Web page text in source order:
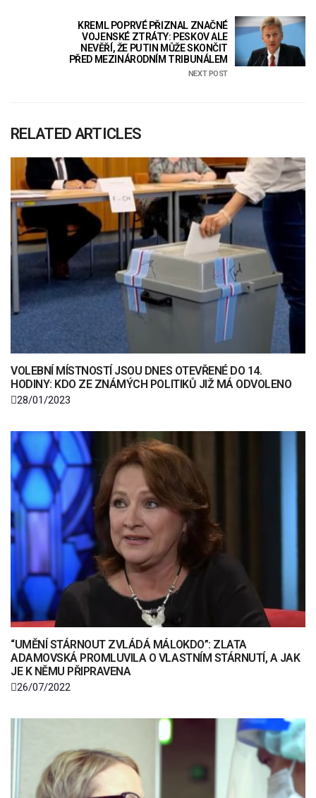
KREML POPRVÉ PŘIZNAL ZNAČNÉ
VOJENSKÉ ZTRÁTY: PESKOV ALE
NEVĚŘÍ, ŽE PUTIN MŮŽE SKONČIT
PŘED MEZINÁRODNÍM TRIBUNÁLEM
NEXT POST
RELATED ARTICLES
VOLEBNÍ MÍSTNOSTÍ JSOU DNES OTEVŘENÉ DO 14.
HODINY: KDO ZE ZNÁMÝCH POLITIKŮ JIŽ MÁ ODVOLENO
28/01/2023
“UMĚNÍ STÁRNOUT ZVLÁDÁ MÁLOKDO”: ZLATA
ADAMOVSKÁ PROMLUVILA O VLASTNÍM STÁRNUTÍ, A JAK
JE K NĚMU PŘIPRAVENA
26/07/2022